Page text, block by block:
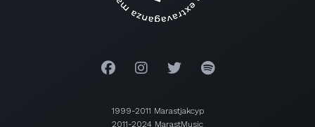
1999-2011 Marastjakcyp
2011-2024 MarastMusic